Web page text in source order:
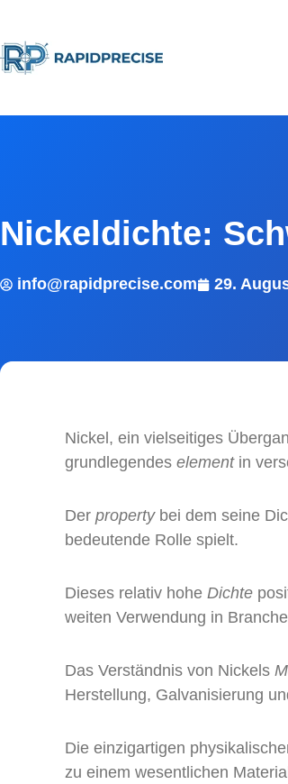
Nickeldichte:
info@rapidprecise.com 29.
Nickel, ein vielseitiges
grundlegendes elementin
Der propertybei dem seine
bedeutende Rolle spielt.
Dieses relativ hohe Dichte
weiten Verwendung in
Das Verständnis von Nickels
Herstellung, Galvanisierung
Die einzigartigen
zu einem wesentlichen